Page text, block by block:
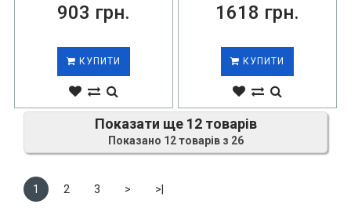
903 грн.
КУПИТИ
1618 грн.
КУПИТИ
Показати ще 12 товарів
Показано 12 товарів з 26
1 2 3 > >|